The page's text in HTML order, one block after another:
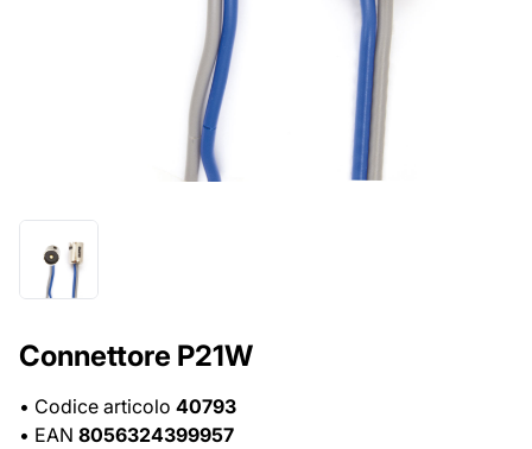
Connettore P21W
• Codice articolo 40793
• EAN 8056324399957